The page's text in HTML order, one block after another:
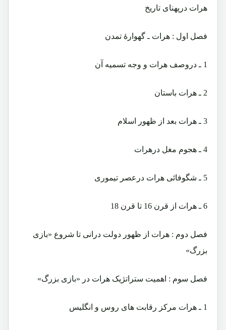
هرات درپهنای تاریخ
فصل اول : هرات ـ گهوارۀ تمدن
1 ـ دروصف هرات و وجه تسمیه آن
2 ـ هرات باستان
3 ـ هرات بعد از ظهور اسلام
4 ـ هجوم مغل درهرات
5 ـ شگوفائی هرات درعصر تیموری
6 ـ هرات از قرن 16 تا قرن 18
فصل دوم : هرات از ظهور دولت درانی تا شروع «بازی
بزرگ»
فصل سوم : اهمیت ستراتژیک هرات در «بازی بزرگ»
1 ـ هرات مرکز رقابت های روس و انگلیس